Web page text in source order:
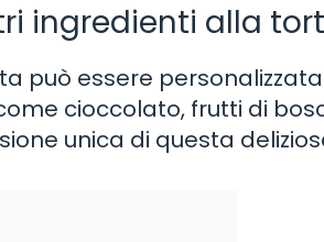
ingredienti alla
può essere
cioccolato, frutti di
unica di questa